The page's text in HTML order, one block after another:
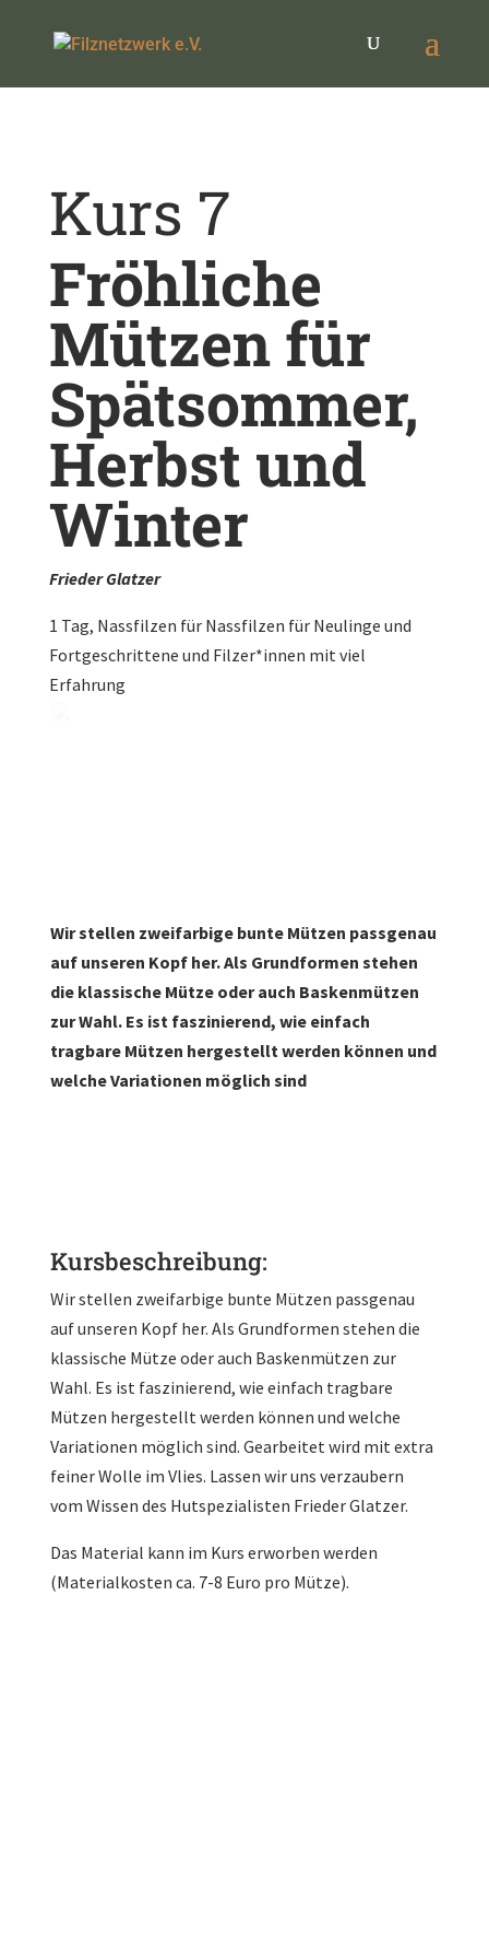
Kurs 7
Fröhliche
Mützen für
Spätsommer,
Herbst und
Winter
Frieder Glatzer
1 Tag, Nassfilzen für Nassfilzen für Neulinge und
Fortgeschrittene und Filzer*innen mit viel
Erfahrung
Wir stellen zweifarbige bunte Mützen passgenau
auf unseren Kopf her. Als Grundformen stehen
die klassische Mütze oder auch Baskenmützen
zur Wahl. Es ist faszinierend, wie einfach
tragbare Mützen hergestellt werden können und
welche Variationen möglich sind
Kursbeschreibung:
Wir stellen zweifarbige bunte Mützen passgenau
auf unseren Kopf her. Als Grundformen stehen die
klassische Mütze oder auch Baskenmützen zur
Wahl. Es ist faszinierend, wie einfach tragbare
Mützen hergestellt werden können und welche
Variationen möglich sind. Gearbeitet wird mit extra
feiner Wolle im Vlies. Lassen wir uns verzaubern
vom Wissen des Hutspezialisten Frieder Glatzer.
Das Material kann im Kurs erworben werden
(Materialkosten ca. 7-8 Euro pro Mütze).